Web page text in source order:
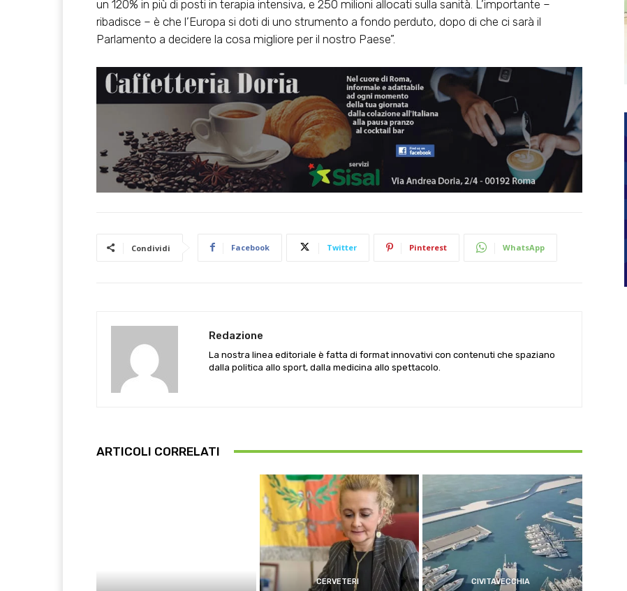
un 120% in più di posti in terapia intensiva, e 250 milioni allocati sulla sanità. L’importante –
ribadisce – è che l’Europa si doti di uno strumento a fondo perduto, dopo di che ci sarà il
Parlamento a decidere la cosa migliore per il nostro Paese”.
Condividi Facebook Twitter Pinterest WhatsApp
Redazione
La nostra linea editoriale è fatta di format innovativi con contenuti che spaziano
dalla politica allo sport, dalla medicina allo spettacolo.
ARTICOLI CORRELATI
CERVETERI CIVITAVECCHIA